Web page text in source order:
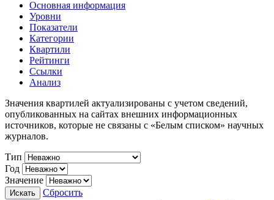
Основная информация
Уровни
Показатели
Категории
Квартили
Рейтинги
Ссылки
Анализ
Значения квартилей актуализированы с учетом сведений,
опубликованных на сайтах внешних информационных
источников, которые не связаны с «Белым списком» научных
журналов.
Тип
Год
Значение
Искать
Сбросить